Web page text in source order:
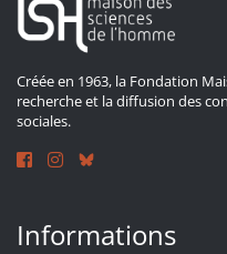
Créée en 1963, la Fondation
recherche et la diffusion des
sociales.
Informations